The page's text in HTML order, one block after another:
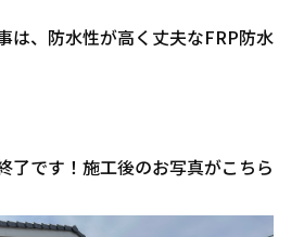
は、防水性が高く丈夫なFRP防水
了です！施工後のお写真がこちら